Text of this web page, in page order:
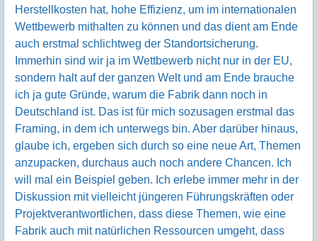
Herstellkosten hat, hohe Effizienz, um im internationalen
Wettbewerb mithalten zu können und das dient am Ende
auch erstmal schlichtweg der Standortsicherung.
Immerhin sind wir ja im Wettbewerb nicht nur in der EU,
sondern halt auf der ganzen Welt und am Ende brauche
ich ja gute Gründe, warum die Fabrik dann noch in
Deutschland ist. Das ist für mich sozusagen erstmal das
Framing, in dem ich unterwegs bin. Aber darüber hinaus,
glaube ich, ergeben sich durch so eine neue Art, Themen
anzupacken, durchaus auch noch andere Chancen. Ich
will mal ein Beispiel geben. Ich erlebe immer mehr in der
Diskussion mit vielleicht jüngeren Führungskräften oder
Projektverantwortlichen, dass diese Themen, wie eine
Fabrik auch mit natürlichen Ressourcen umgeht, dass